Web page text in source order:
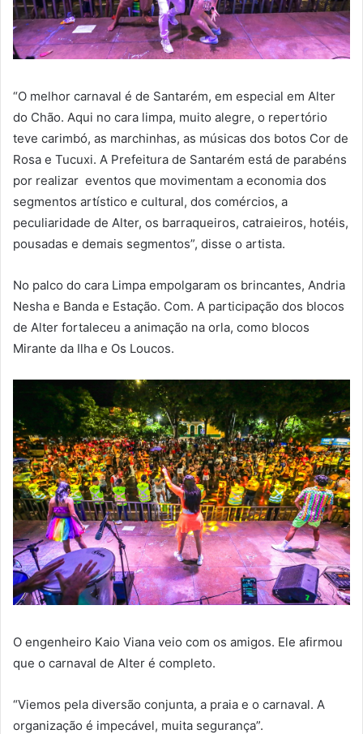
“O melhor carnaval é de Santarém, em especial em Alter
do Chão. Aqui no cara limpa, muito alegre, o repertório
teve carimbó, as marchinhas, as músicas dos botos Cor de
Rosa e Tucuxi. A Prefeitura de Santarém está de parabéns
por realizar eventos que movimentam a economia dos
segmentos artístico e cultural, dos comércios, a
peculiaridade de Alter, os barraqueiros, catraieiros, hotéis,
pousadas e demais segmentos”, disse o artista.
No palco do cara Limpa empolgaram os brincantes, Andria
Nesha e Banda e Estação. Com. A participação dos blocos
de Alter fortaleceu a animação na orla, como blocos
Mirante da Ilha e Os Loucos.
O engenheiro Kaio Viana veio com os amigos. Ele afirmou
que o carnaval de Alter é completo.
“Viemos pela diversão conjunta, a praia e o carnaval. A
organização é impecável, muita segurança”.